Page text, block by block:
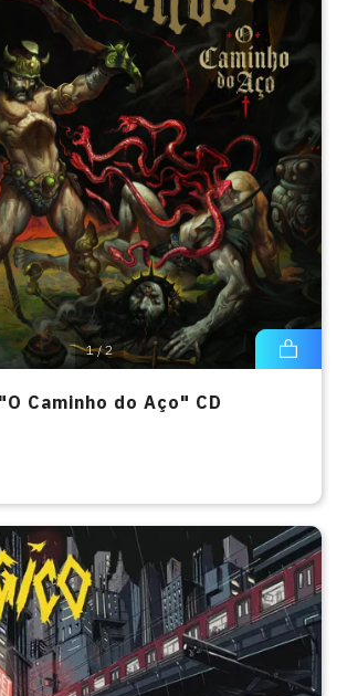
1/2
Caminho do Aço" CD